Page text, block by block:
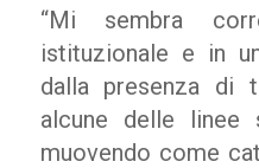
“Mi sembra
istituzionale e in
dalla presenza di
alcune delle
muovendo come